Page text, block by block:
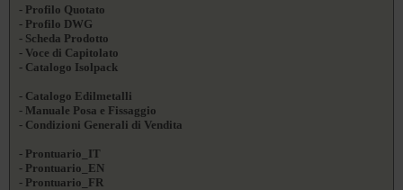
- Profilo Quotato
- Profilo DWG
- Scheda Prodotto
- Voce di Capitolato
- Catalogo Isolpack
- Catalogo Edilmetalli
- Manuale Posa e Fissaggio
- Condizioni Generali di Vendita
- Prontuario_IT
- Prontuario_EN
- Prontuario_FR